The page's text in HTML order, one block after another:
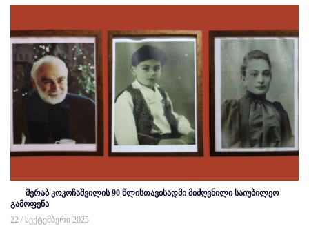
მერაბ კოკოჩაშვილის 90 წლისთავისადმი მიძღვნილი საიუბილეო
გამოფენა
22 / სექტემბერი 2025